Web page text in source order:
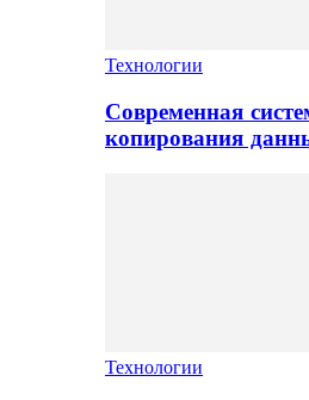
Технологии
Современная
копирования
Технологии